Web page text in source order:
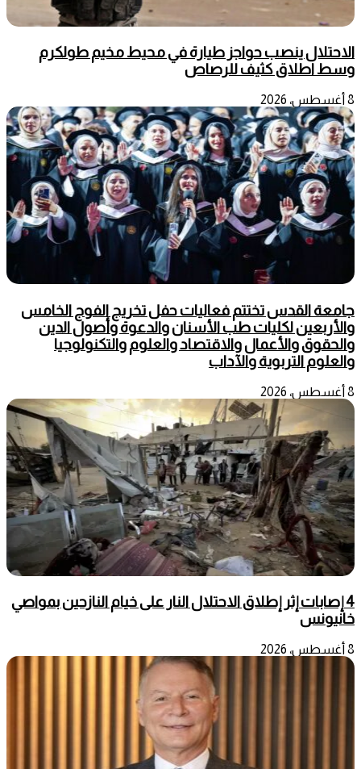
الاحتلال ينصب حواجز طيارة في محيط مخيم طولكرم
وسط اطلاق كثيف للرصاص
8 أغسطس، 2026
جامعة القدس تختتم فعاليات حفل تخريج الفوج الخامس
والأربعين لكليات طب الأسنان والدعوة وأصول الدين
والحقوق والأعمال والاقتصاد والعلوم والتكنولوجيا
والعلوم التربوية والآداب
8 أغسطس، 2026
4 إصابات إثر إطلاق الاحتلال النار على خيام النازحين بمواصي
خانيونس
8 أغسطس، 2026